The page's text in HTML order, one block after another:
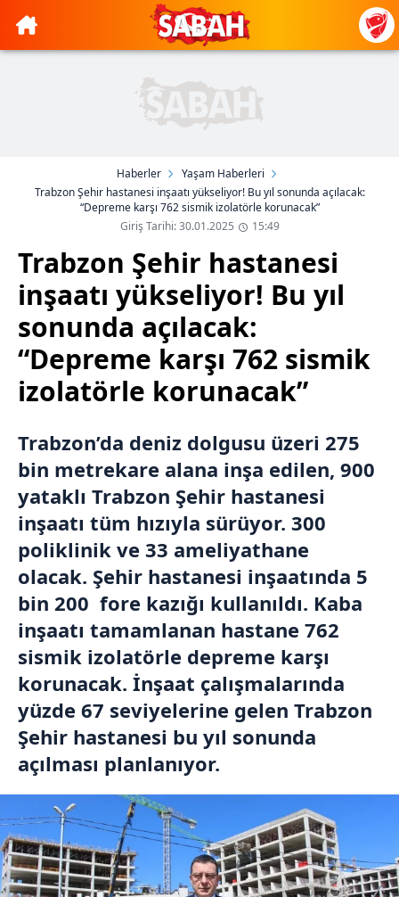
Haberler
Yaşam Haberleri
Trabzon Şehir hastanesi inşaatı yükseliyor! Bu yıl sonunda açılacak:
“Depreme karşı 762 sismik izolatörle korunacak”
Giriş Tarihi: 30.01.2025
15:49
Trabzon Şehir hastanesi
inşaatı yükseliyor! Bu yıl
sonunda açılacak:
“Depreme karşı 762 sismik
izolatörle korunacak”
Trabzon’da deniz dolgusu üzeri 275
bin metrekare alana inşa edilen, 900
yataklı Trabzon Şehir hastanesi
inşaatı tüm hızıyla sürüyor. 300
poliklinik ve 33 ameliyathane
olacak. Şehir hastanesi inşaatında 5
bin 200 fore kazığı kullanıldı. Kaba
inşaatı tamamlanan hastane 762
sismik izolatörle depreme karşı
korunacak. İnşaat çalışmalarında
yüzde 67 seviyelerine gelen Trabzon
Şehir hastanesi bu yıl sonunda
açılması planlanıyor.